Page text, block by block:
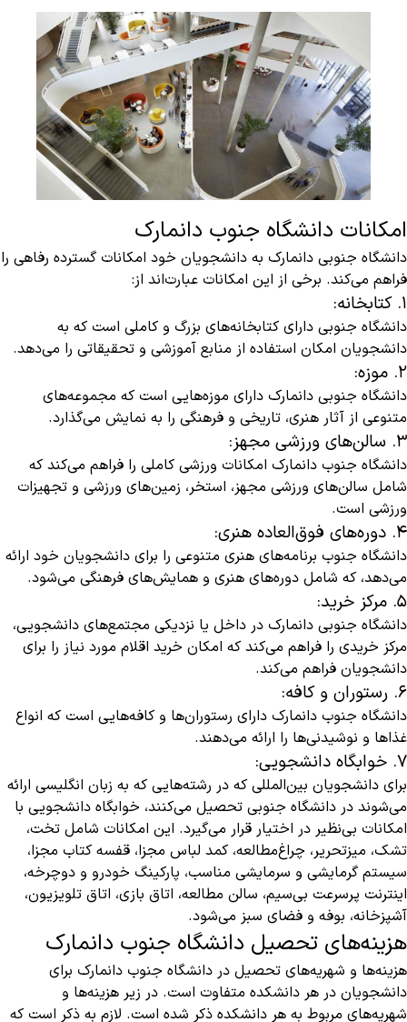
امکانات دانشگاه جنوب دانمارک
دانشگاه جنوبی دانمارک به دانشجویان خود امکانات گسترده رفاهی را
فراهم می‌کند. برخی از این امکانات عبارت‌اند از:
۱. کتابخانه:
دانشگاه جنوبی دارای کتابخانه‌های بزرگ و کاملی است که به
دانشجویان امکان استفاده از منابع آموزشی و تحقیقاتی را می‌دهد.
۲. موزه:
دانشگاه جنوبی دانمارک دارای موزه‌هایی است که مجموعه‌های
متنوعی از آثار هنری، تاریخی و فرهنگی را به نمایش می‌گذارد.
۳. سالن‌های ورزشی مجهز:
دانشگاه جنوب دانمارک امکانات ورزشی کاملی را فراهم می‌کند که
شامل سالن‌های ورزشی مجهز، استخر، زمین‌های ورزشی و تجهیزات
ورزشی است.
۴. دوره‌های فوق‌العاده هنری:
دانشگاه جنوب برنامه‌های هنری متنوعی را برای دانشجویان خود ارائه
می‌دهد، که شامل دوره‌های هنری و همایش‌های فرهنگی می‌شود.
۵. مرکز خرید:
دانشگاه جنوبی دانمارک در داخل یا نزدیکی مجتمع‌های دانشجویی،
مرکز خریدی را فراهم می‌کند که امکان خرید اقلام مورد نیاز را برای
دانشجویان فراهم می‌کند.
۶. رستوران و کافه:
دانشگاه جنوب دانمارک دارای رستوران‌ها و کافه‌هایی است که انواع
غذاها و نوشیدنی‌ها را ارائه می‌دهند.
۷. خوابگاه دانشجویی:
برای دانشجویان بین‌المللی که در رشته‌هایی که به زبان انگلیسی ارائه
می‌شوند در دانشگاه جنوبی تحصیل می‌کنند، خوابگاه دانشجویی با
امکانات بی‌نظیر در اختیار قرار می‌گیرد. این امکانات شامل تخت،
تشک، میزتحریر، چراغ‌مطالعه، کمد لباس مجزا، قفسه کتاب مجزا،
سیستم گرمایشی و سرمایشی مناسب، پارکینگ خودرو و دوچرخه،
اینترنت پرسرعت بی‌سیم، سالن مطالعه، اتاق بازی، اتاق تلویزیون،
آشپزخانه، بوفه و فضای سبز می‌شود.
هزینه‌های تحصیل دانشگاه جنوب دانمارک
هزینه‌ها و شهریه‌های تحصیل در دانشگاه جنوب دانمارک برای
دانشجویان در هر دانشکده متفاوت است. در زیر هزینه‌ها و
شهریه‌های مربوط به هر دانشکده ذکر شده است. لازم به ذکر است که